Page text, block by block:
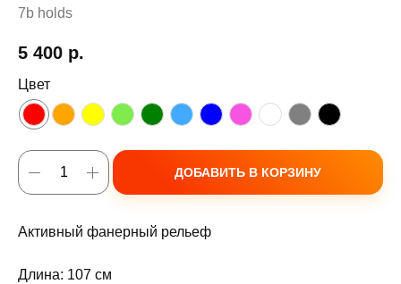
7b holds
5 400 р.
Цвет
ДОБАВИТЬ В КОРЗИНУ
Активный фанерный рельеф
Длина: 107 см